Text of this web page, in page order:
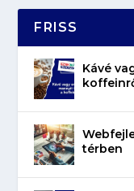
FRISS
Kávé
térben